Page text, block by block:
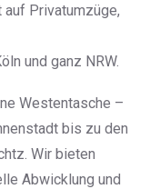
Privatumzüge,
und ganz NRW.
Westentasche –
bis zu den
Wir bieten
Abwicklung und